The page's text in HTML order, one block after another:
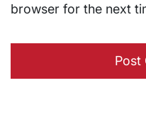
browser for the next